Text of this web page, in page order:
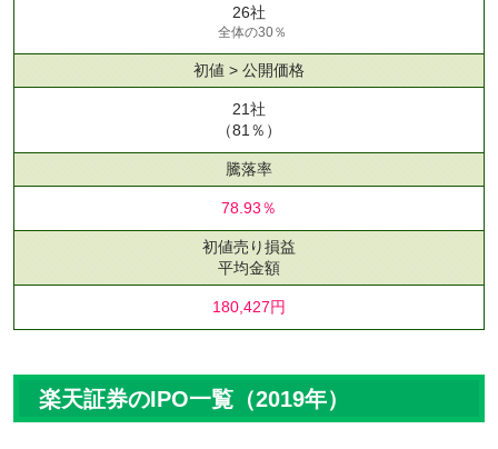
26社
全体の30％
初値 > 公開価格
21社
（81％）
騰落率
78.93％
初値売り損益
平均金額
180,427円
楽天証券のIPO一覧（2019年）